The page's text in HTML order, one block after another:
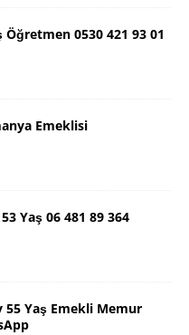
Öğretmen 0530 421 93 01
Emeklisi
Yaş 06 481 89 364
Yaş Emekli Memur